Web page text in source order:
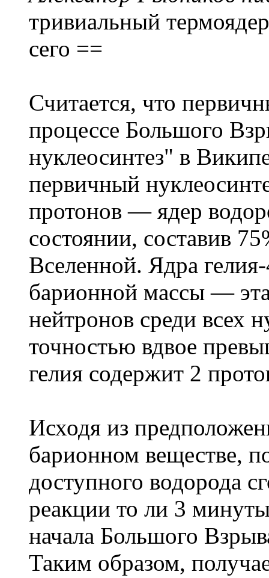
тривиальный
сего ==
Считается, что
процессе Большого
нуклеосинтез" в
первичный
протонов — ядер
состоянии, составив
Вселенной. Ядра
барионной массы —
нейтронов среди всех
точностью вдвое
гелия содержит 2
Исходя из
барионном веществе,
доступного водорода
реакции то ли 3
начала Большого
Таким образом,